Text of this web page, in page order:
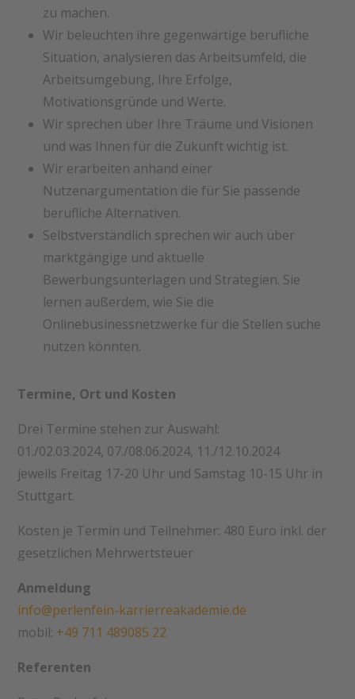
zu machen.
Wir beleuchten ihre gegenwärtige berufliche
Situation, analysieren das Arbeitsumfeld, die
Arbeitsumgebung, Ihre Erfolge,
Motivationsgründe und Werte.
Wir sprechen über Ihre Träume und Visionen
und was Ihnen für die Zukunft wichtig ist.
Wir erarbeiten anhand einer
Nutzenargumentation die für Sie passende
berufliche Alternativen.
Selbstverständlich sprechen wir auch über
marktgängige und aktuelle
Bewerbungsunterlagen und Strategien. Sie
lernen außerdem, wie Sie die
Onlinebusinessnetzwerke für die Stellen suche
nutzen könnten.
Termine, Ort und Kosten
Drei Termine stehen zur Auswahl:
01./02.03.2024, 07./08.06.2024, 11./12.10.2024
jeweils Freitag 17-20 Uhr und Samstag 10-15 Uhr in
Stuttgart.
Kosten je Termin und Teilnehmer: 480 Euro inkl. der
gesetzlichen Mehrwertsteuer
Anmeldung
info@perlenfein-karrierreakademie.de
mobil: +49 711 489085 22
Referenten